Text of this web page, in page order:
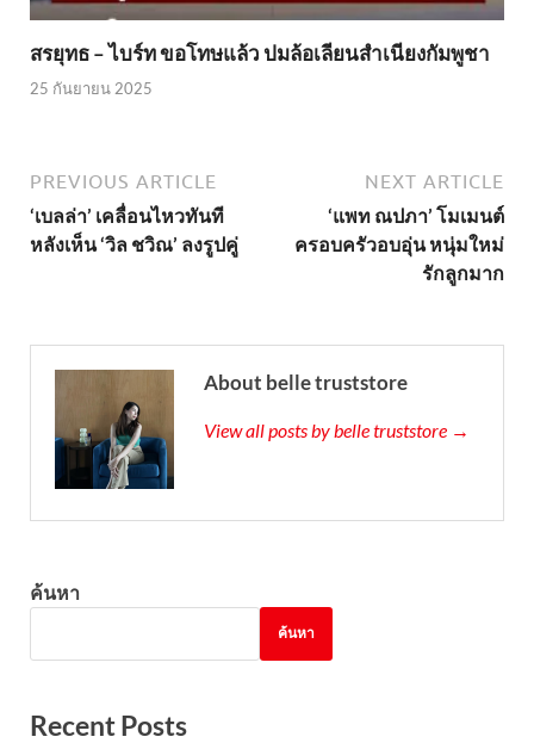
สรยุทธ – ไบร์ท ขอโทษแล้ว ปมล้อเลียนสำเนียงกัมพูชา
25 กันยายน 2025
PREVIOUS ARTICLE
‘เบลล่า’ เคลื่อนไหวทันที
หลังเห็น ‘วิล ชวิณ’ ลงรูปคู่
NEXT ARTICLE
‘แพท ณปภา’ โมเมนต์
ครอบครัวอบอุ่น หนุ่มใหม่
รักลูกมาก
About belle truststore
View all posts by belle truststore →
ค้นหา
ค้นหา
Recent Posts